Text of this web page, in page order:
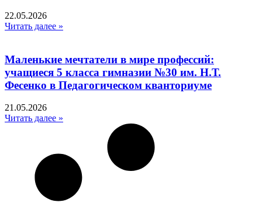
22.05.2026
Читать далее »
Маленькие мечтатели в мире профессий:
учащиеся 5 класса гимназии №30 им. Н.Т.
Фесенко в Педагогическом кванториуме
21.05.2026
Читать далее »